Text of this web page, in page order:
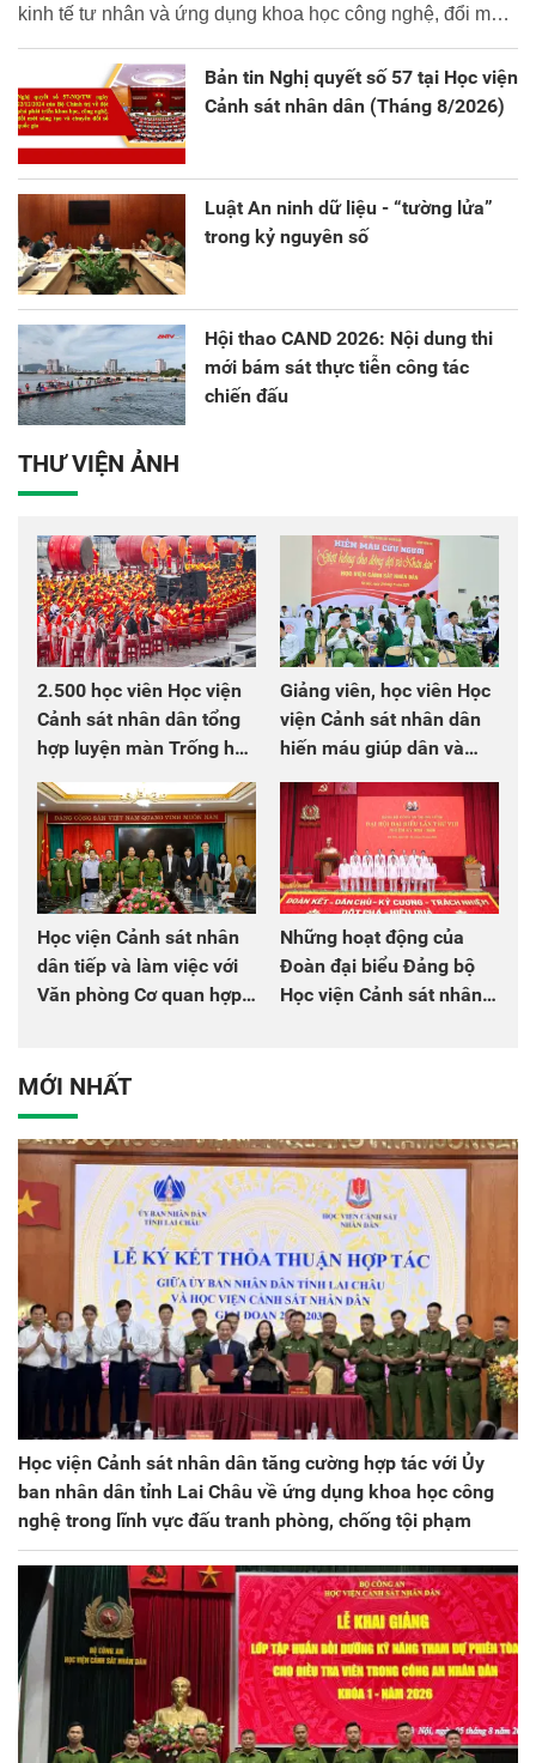
kinh tế tư nhân và ứng dụng khoa học công nghệ, đổi mới
sáng tạo và chuyển đổi số.
Bản tin Nghị quyết số 57 tại Học viện
Cảnh sát nhân dân (Tháng 8/2026)
Luật An ninh dữ liệu - “tường lửa”
trong kỷ nguyên số
Hội thao CAND 2026: Nội dung thi
mới bám sát thực tiễn công tác
chiến đấu
THƯ VIỆN ẢNH
2.500 học viên Học viện
Cảnh sát nhân dân tổng
hợp luyện màn Trống hội
chào mừng Đại hội Đảng
Giảng viên, học viên Học
viện Cảnh sát nhân dân
hiến máu giúp dân và
đồng đội
Học viện Cảnh sát nhân
dân tiếp và làm việc với
Văn phòng Cơ quan hợp
Những hoạt động của
Đoàn đại biểu Đảng bộ
Học viện Cảnh sát nhân
MỚI NHẤT
Học viện Cảnh sát nhân dân tăng cường hợp tác với Ủy
ban nhân dân tỉnh Lai Châu về ứng dụng khoa học công
nghệ trong lĩnh vực đấu tranh phòng, chống tội phạm